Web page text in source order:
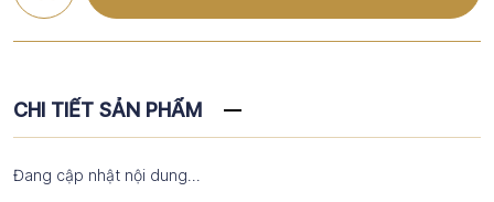
CHI TIẾT SẢN PHẨM
Đang cập nhật nội dung...